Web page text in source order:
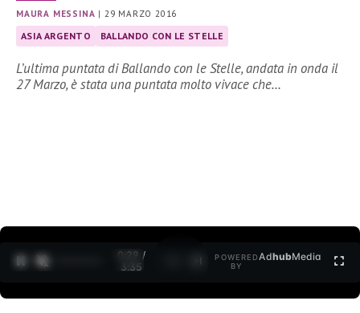
MAURA MESSINA | 29 MARZO 2016
ASIA ARGENTO BALLANDO CON LE STELLE
L’ultima puntata di Ballando con le Stelle, andata in onda il
27 Marzo, è stata una puntata molto vivace che…
0:30 /
3:35
POWERED
BY
AdhubMedia